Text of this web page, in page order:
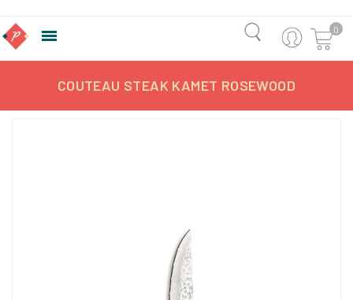
 0
COUTEAU STEAK KAMET ROSEWOOD